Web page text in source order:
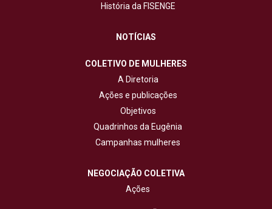
História da FISENGE
NOTÍCIAS
COLETIVO DE MULHERES
A Diretoria
Ações e publicações
Objetivos
Quadrinhos da Eugênia
Campanhas mulheres
NEGOCIAÇÃO COLETIVA
Ações